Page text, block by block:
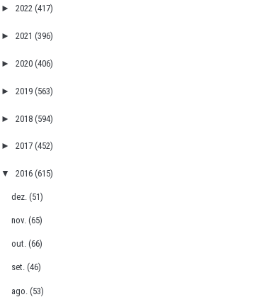
► 2022 (417)
► 2021 (396)
► 2020 (406)
► 2019 (563)
► 2018 (594)
► 2017 (452)
▼ 2016 (615)
dez.(51)
nov.(65)
out.(66)
set.(46)
ago.(53)